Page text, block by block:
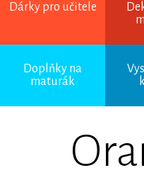
Dárky pro učitele
Doplňky na
maturák